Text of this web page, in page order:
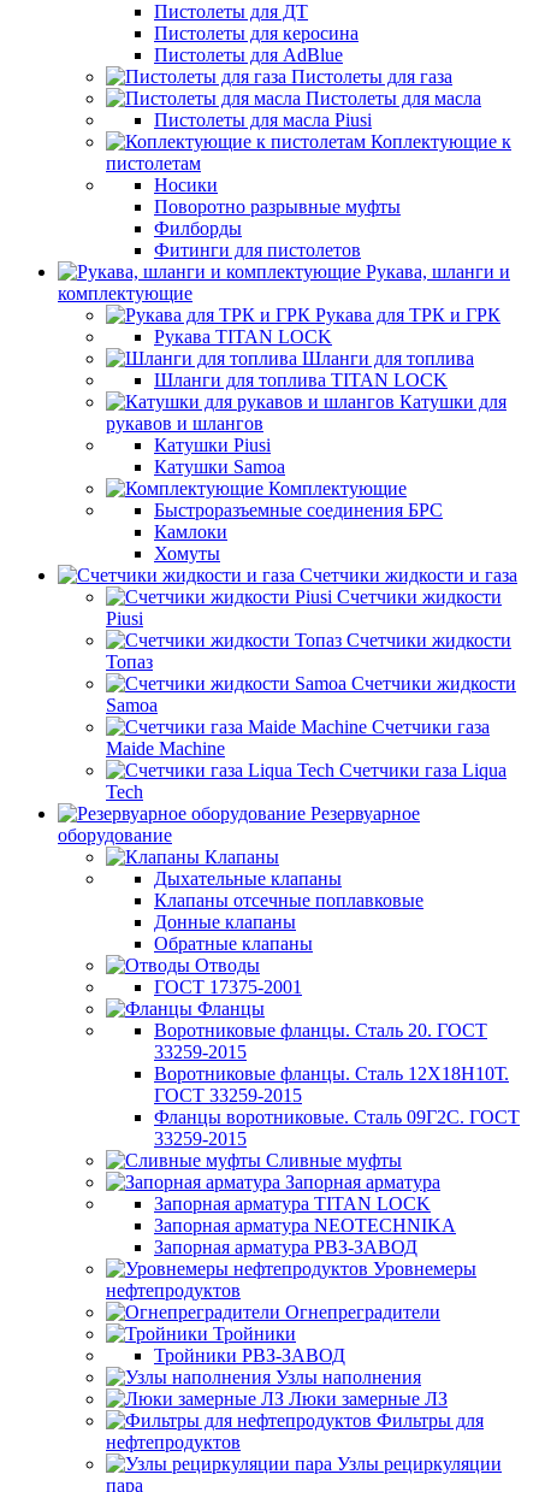
Пистолеты для ДТ
Пистолеты для керосина
Пистолеты для AdBlue
Пистолеты для газа
Пистолеты для масла
Пистолеты для масла Piusi
Коплектующие к
пистолетам
Носики
Поворотно разрывные муфты
Филборды
Фитинги для пистолетов
Рукава, шланги и
комплектующие
Рукава для ТРК и ГРК
Рукава TITAN LOCK
Шланги для топлива
Шланги для топлива TITAN LOCK
Катушки для
рукавов и шлангов
Катушки Piusi
Катушки Samoa
Комплектующие
Быстроразъемные соединения БРС
Камлоки
Хомуты
Счетчики жидкости и газа
Счетчики жидкости
Piusi
Счетчики жидкости
Топаз
Счетчики жидкости
Samoa
Счетчики газа
Maide Machine
Счетчики газа Liqua
Tech
Резервуарное
оборудование
Клапаны
Дыхательные клапаны
Клапаны отсечные поплавковые
Донные клапаны
Обратные клапаны
Отводы
ГОСТ 17375-2001
Фланцы
Воротниковые фланцы. Сталь 20. ГОСТ
33259-2015
Воротниковые фланцы. Сталь 12Х18Н10Т.
ГОСТ 33259-2015
Фланцы воротниковые. Сталь 09Г2С. ГОСТ
33259-2015
Сливные муфты
Запорная арматура
Запорная арматура TITAN LOCK
Запорная арматура NEOTECHNIKA
Запорная арматура РВЗ-ЗАВОД
Уровнемеры
нефтепродуктов
Огнепреградители
Тройники
Тройники РВЗ-ЗАВОД
Узлы наполнения
Люки замерные ЛЗ
Фильтры для
нефтепродуктов
Узлы рециркуляции
пара